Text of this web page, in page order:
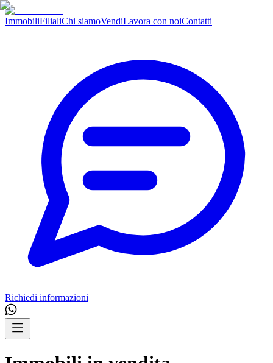
ImmobiliFilialiChi siamoVendiLavora con noiContatti
Richiedi informazioni